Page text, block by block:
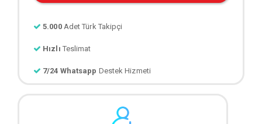
5.000 Adet Türk Takipçi
Hızlı Teslimat
7/24 Whatsapp Destek Hizmeti